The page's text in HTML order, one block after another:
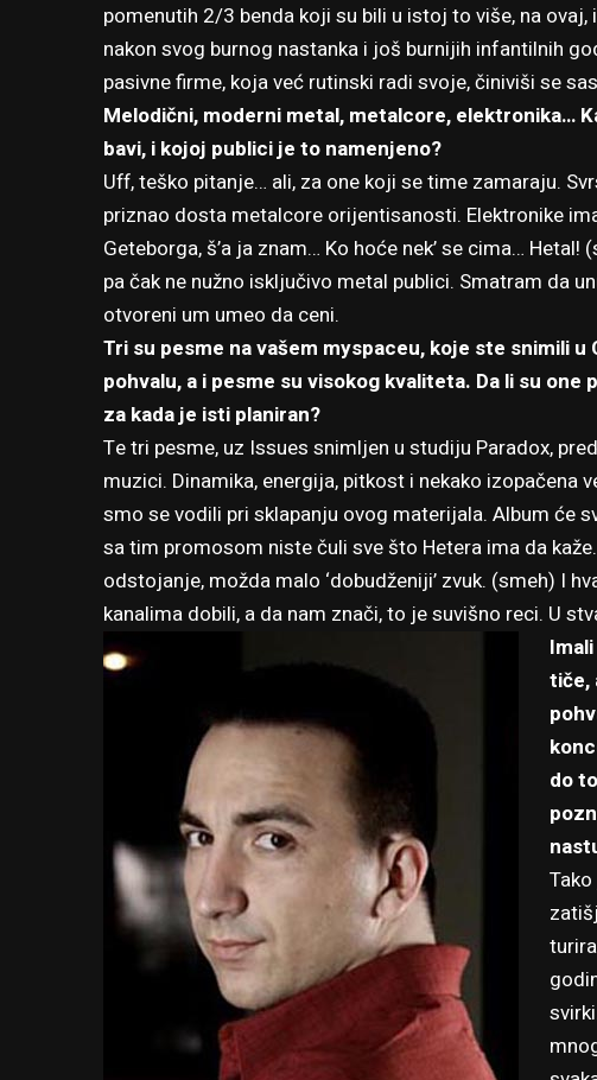
pomenutih 2/3 benda koji su bili u istoj to više, na ovaj,
nakon svog burnog nastanka i još burnijih infantilnih
pasivne firme, koja već rutinski radi svoje, činiviši se
Melodični, moderni metal, metalcore, elektronika…
bavi, i kojoj publici je to namenjeno?
Uff, teško pitanje… ali, za one koji se time zamaraju.
priznao dosta metalcore orijentisanosti. Elektronike
Geteborga, š’a ja znam… Ko hoće nek’ se cima…
pa čak ne nužno isključivo metal publici. Smatram da
otvoreni um umeo da ceni.
Tri su pesme na vašem myspaceu, koje ste snimili
pohvalu, a i pesme su visokog kvaliteta. Da li su
za kada je isti planiran?
Te tri pesme, uz Issues snimljen u studiju Paradox,
muzici. Dinamika, energija, pitkost i nekako
smo se vodili pri sklapanju ovog materijala. Album će
sa tim promosom niste čuli sve što Hetera ima da
odstojanje, možda malo ‘dobudženiji’ zvuk. (smeh) I
kanalima dobili, a da nam znači, to je suvišno reci. U
tiče,
do